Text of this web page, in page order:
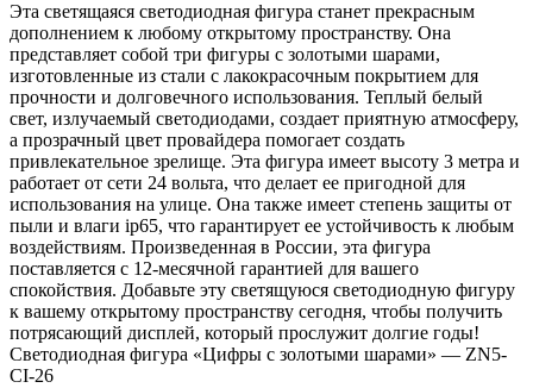
Эта светящаяся светодиодная фигура станет прекрасным
дополнением к любому открытому пространству. Она
представляет собой три фигуры с золотыми шарами,
изготовленные из стали с лакокрасочным покрытием для
прочности и долговечного использования. Теплый белый
свет, излучаемый светодиодами, создает приятную атмосферу,
а прозрачный цвет провайдера помогает создать
привлекательное зрелище. Эта фигура имеет высоту 3 метра и
работает от сети 24 вольта, что делает ее пригодной для
использования на улице. Она также имеет степень защиты от
пыли и влаги ip65, что гарантирует ее устойчивость к любым
воздействиям. Произведенная в России, эта фигура
поставляется с 12-месячной гарантией для вашего
спокойствия. Добавьте эту светящуюся светодиодную фигуру
к вашему открытому пространству сегодня, чтобы получить
потрясающий дисплей, который прослужит долгие годы!
Светодиодная фигура «Цифры с золотыми шарами» — ZN5-
CI-26